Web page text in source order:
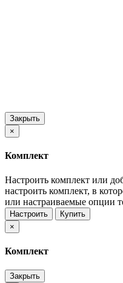
Закрыть
×
Комплект
Настроить комплект или
настроить комплект, в
или настраиваемые опции
Настроить
Купить
×
Комплект
Закрыть